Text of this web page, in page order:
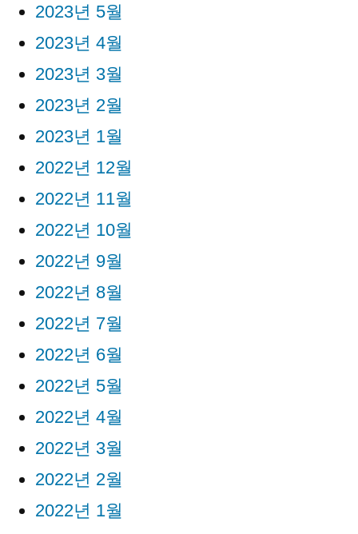
2023년 5월
2023년 4월
2023년 3월
2023년 2월
2023년 1월
2022년 12월
2022년 11월
2022년 10월
2022년 9월
2022년 8월
2022년 7월
2022년 6월
2022년 5월
2022년 4월
2022년 3월
2022년 2월
2022년 1월